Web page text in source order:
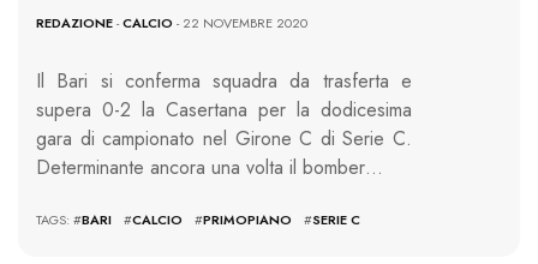
REDAZIONE-CALCIO - 22 NOVEMBRE 2020
Il Bari si conferma squadra da trasferta e
supera 0-2 la Casertana per la dodicesima
gara di campionato nel Girone C di Serie C.
Determinante ancora una volta il bomber…
TAGS: #BARI #CALCIO #PRIMOPIANO #SERIE C